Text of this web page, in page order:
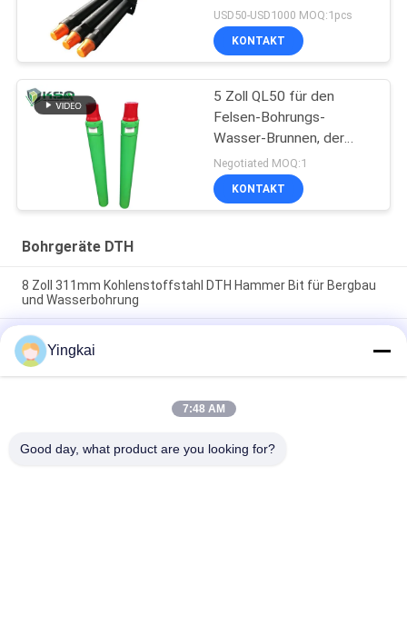
Wasserbrunnen und -
c$starten
USD50-USD1000 MOQ:1pcs
KONTAKT
5 Zoll QL50 für den
Felsen-Bohrungs-
Wasser-Brunnen, der
hinunter den Hammer
des Loch-DTH gewinnt
Negotiated MOQ:1
KONTAKT
Bohrgeräte DTH
8 Zoll 311mm Kohlenstoffstahl DTH Hammer Bit für Bergbau
und Wasserbohrung
QL50A-197mm DTH-Hammer-Knopfmeißel für hohe
Eindringgeschwindigkeit und korrosionsbeständiges
Bohrverfahren
273mm Flügelmeißel aus legiertem Stahl für
Überlagerungsbohrungen mit Härtebehandlung für
Yingkai
7:48 AM
Good day, what product are you looking for?